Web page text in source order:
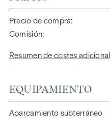
Precio de compra
Comisión
Resumen de costes
EQUIPAMIENTO
Aparcamiento subterráneo